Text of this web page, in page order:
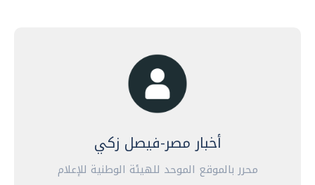
أخبار مصر-فيصل زكي
محرر بالموقع الموحد للهيئة الوطنية للإعلام